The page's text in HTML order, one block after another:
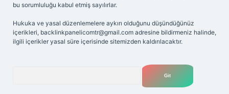
bu sorumluluğu kabul etmiş sayılırlar.
Hukuka ve yasal düzenlemelere aykırı olduğunu düşündüğünüz
içerikleri, backlinkpanelicomtr@gmail.com adresine bildirmeniz halinde,
ilgili içerikler yasal süre içerisinde sitemizden kaldırılacaktır.